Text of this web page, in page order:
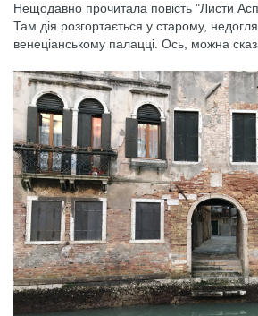
Нещодавно прочитала повість "Листи
Там дія розгортається у старому,
венеціанському палацці. Ось, можна